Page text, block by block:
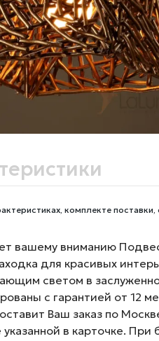
комплекте
вашему вниманию
для красивых
светом в
с гарантией от 12
Ваш заказ по
в карточке.